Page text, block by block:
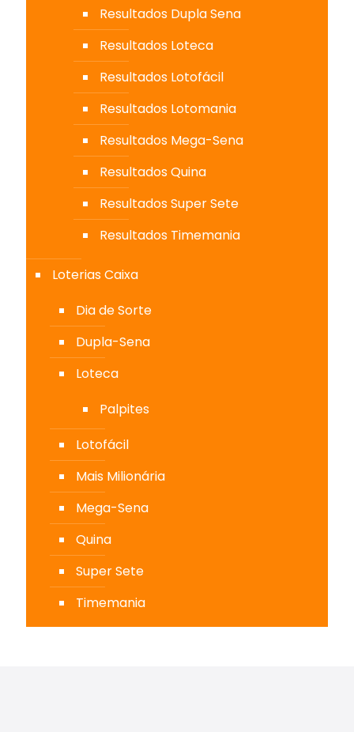
Resultados Dupla Sena
Resultados Loteca
Resultados Lotofácil
Resultados Lotomania
Resultados Mega-Sena
Resultados Quina
Resultados Super Sete
Resultados Timemania
Loterias Caixa
Dia de Sorte
Dupla-Sena
Loteca
Palpites
Lotofácil
Mais Milionária
Mega-Sena
Quina
Super Sete
Timemania